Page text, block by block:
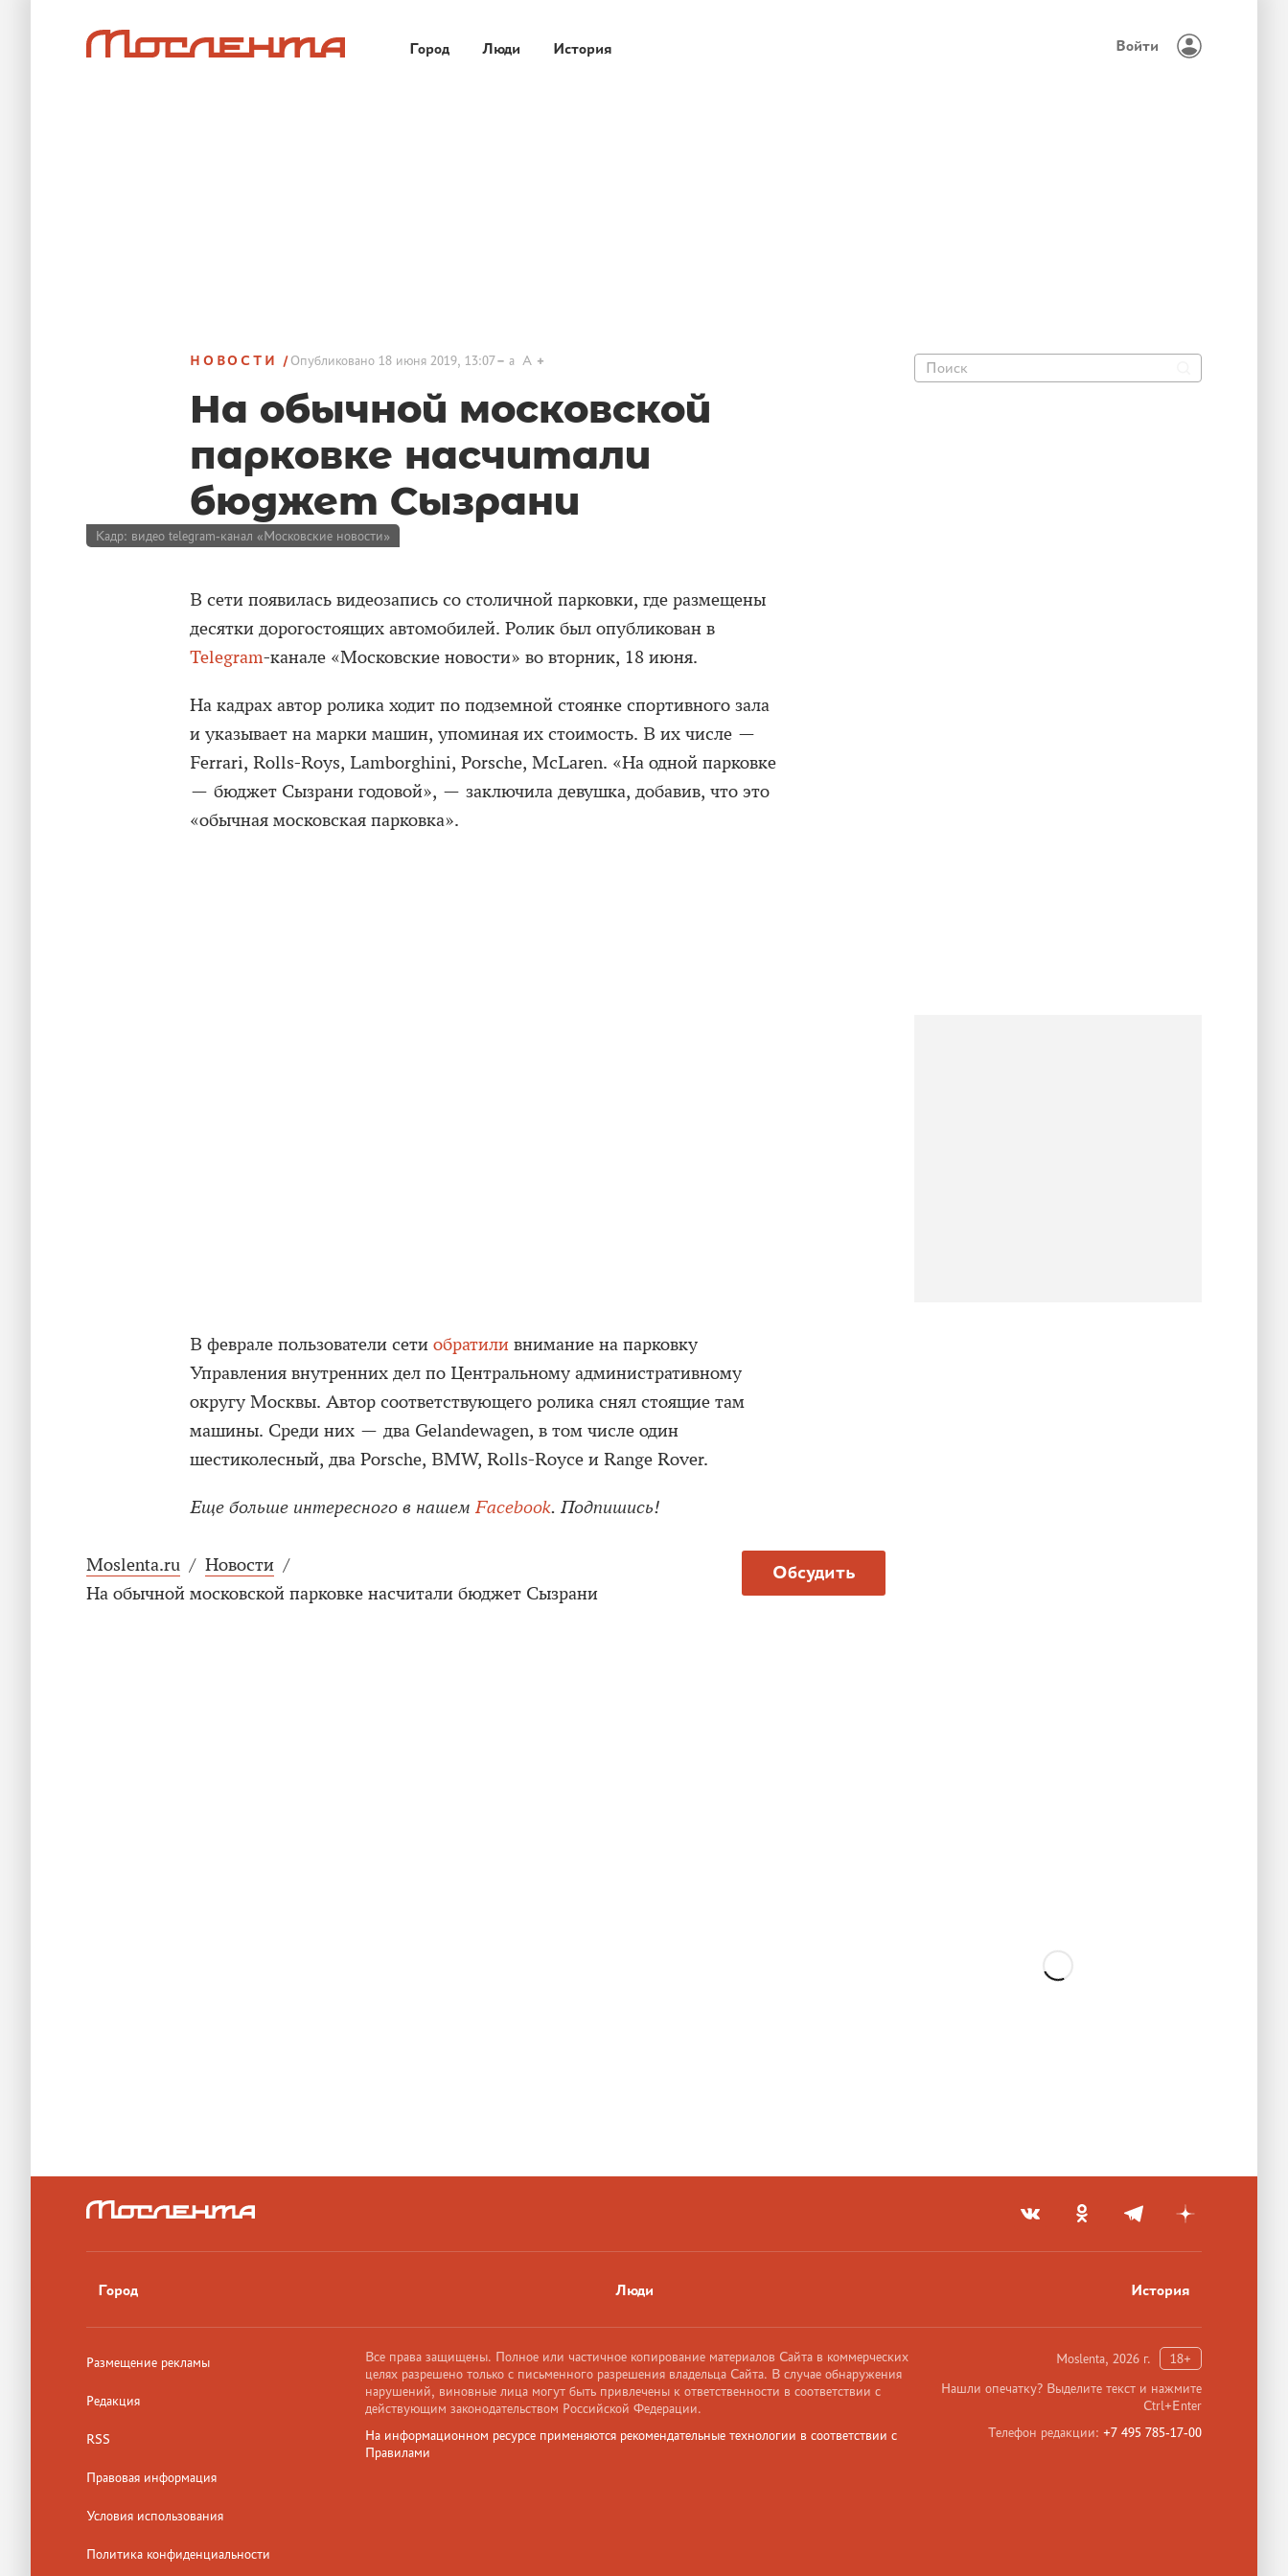
Город Люди История Войти
НОВОСТИ Опубликовано18 июня 2019, 13:07 a A
На обычной московской
парковке насчитали
бюджет Сызрани
Кадр: видео telegram-канал «Московские новости»
В сети появилась видеозапись со столичной парковки, где размещены
десятки дорогостоящих автомобилей. Ролик был опубликован в
Telegram-канале «Московские новости» во вторник, 18 июня.
На кадрах автор ролика ходит по подземной стоянке спортивного зала
и указывает на марки машин, упоминая их стоимость. В их числе —
Ferrari, Rolls-Roys, Lamborghini, Porsche, McLaren. «На одной парковке
— бюджет Сызрани годовой», — заключила девушка, добавив, что это
«обычная московская парковка».
В феврале пользователи сети обратили внимание на парковку
Управления внутренних дел по Центральному административному
округу Москвы. Автор соответствующего ролика снял стоящие там
машины. Среди них — два Gelandewagen, в том числе один
шестиколесный, два Porsche, BMW, Rolls-Royce и Range Rover.
Еще больше интересного в нашем Facebook. Подпишись!
Обсудить
Moslenta.ru / Новости /
На обычной московской парковке насчитали бюджет Сызрани
Город Люди История
Размещение рекламы
Редакция
RSS
Правовая информация
Условия использования
Политика конфиденциальности
Moslenta, 2026 г.
18+
Нашли опечатку? Выделите текст и нажмите
Ctrl+Enter
Телефон редакции: +7 495 785-17-00
Все права защищены. Полное или частичное копирование материалов Сайта в коммерческих
целях разрешено только с письменного разрешения владельца Сайта. В случае обнаружения
нарушений, виновные лица могут быть привлечены к ответственности в соответствии с
действующим законодательством Российской Федерации.
На информационном ресурсе применяются рекомендательные технологии в соответствии с
Правилами